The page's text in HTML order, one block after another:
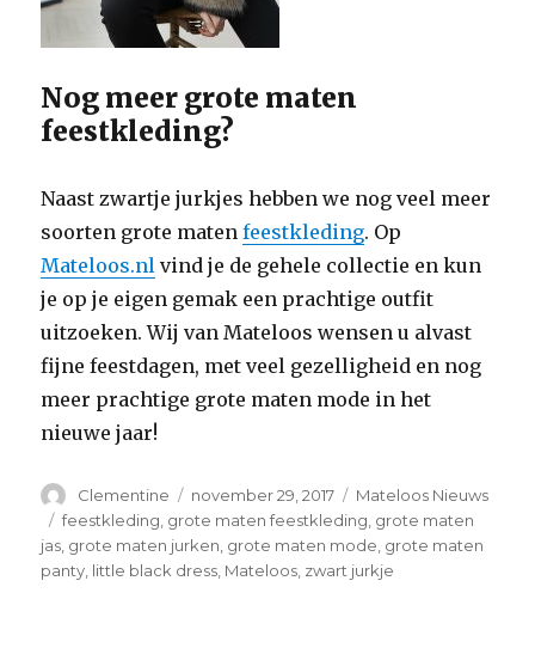
Nog meer grote maten
feestkleding?
Naast zwartje jurkjes hebben we nog veel meer
soorten grote matenfeestkleding. Op
Mateloos.nl vind je de gehele collectie en kun
je op je eigen gemak een prachtige outfit
uitzoeken. Wij van Mateloos wensen u alvast
fijne feestdagen, met veel gezelligheid en nog
meer prachtige grote maten mode in het
nieuwe jaar!
Auteur
Clementine
Geplaatst
op
november 29, 2017 Categorieën
Mateloos Nieuws
Tags
feestkleding grote maten feestkleding grote maten
jas grote maten jurken grote maten mode grote maten
panty little black dress Mateloos zwart jurkje